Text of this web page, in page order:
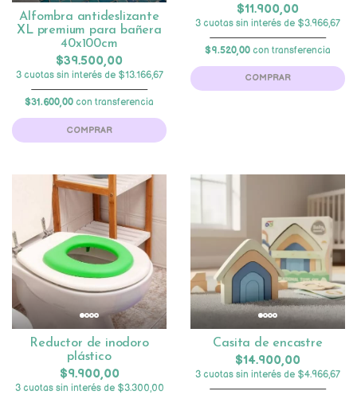
Alfombra antideslizante
XL premium para bañera
40x100cm
$39.500,00
3 cuotas sin interés de $13.166,67
$31.600,00 con transferencia
COMPRAR
$11.900,00
3 cuotas sin interés de $3.966,67
$9.520,00 con transferencia
COMPRAR
Reductor de inodoro
plástico
$9.900,00
3 cuotas sin interés de $3.300,00
Casita de encastre
$14.900,00
3 cuotas sin interés de $4.966,67